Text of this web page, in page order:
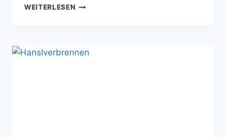
WEITERLESEN VORSTELLUNG